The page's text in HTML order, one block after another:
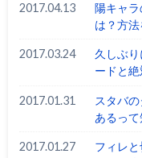
2017.04.13
陽キャ
は？方法
2017.03.24
久しぶ
ードと
2017.01.31
スタバ
あるっ
2017.01.27
フィレ